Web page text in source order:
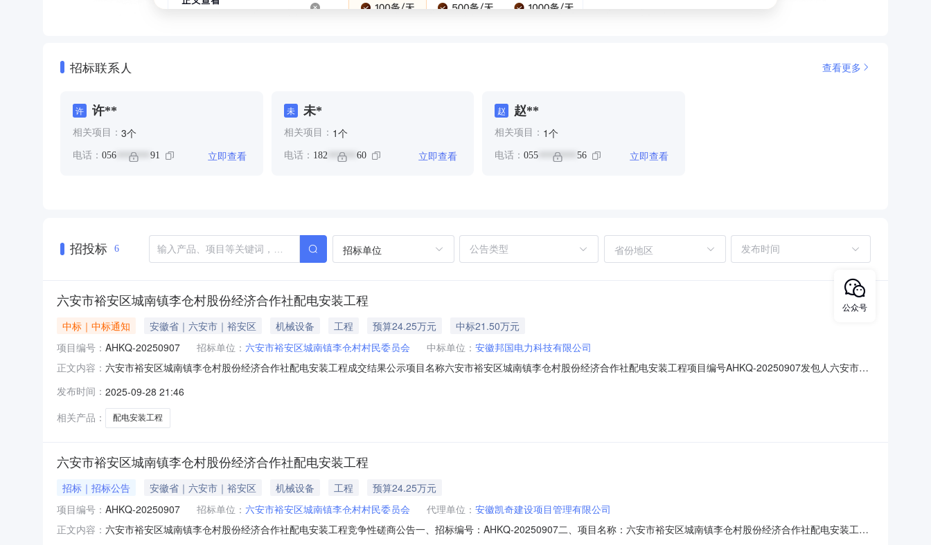
招标联系人 查看更多
许 许**
相关项目： 3个
电话： 056 ******* 91 立即查看
未 未*
相关项目： 1个
电话： 182****** 60 立即查看
赵 赵**
相关项目： 1个
电话： 055 ******** 56 立即查看
招投标 6 招标单位 省份地区
六安市裕安区城南镇李仓村股份经济合作社配电安装工程
中标｜中标通知 安徽省｜六安市｜裕安区 机械设备 工程 预算24.25万元
中标21.50万元
项目编号： AHKQ-20250907 招标单位： 六安市裕安区城南镇李仓村村民委员会 中标单位： 安徽邦国电力科技有限公司
正文内容： 六安市裕安区城南镇李仓村股份经济合作社配电安装工程成交结果公示项目名称六安市裕安区城南镇李仓村股份经济合作社配电安装工程项目编号AHKQ-20250907发包人六安市裕
2025年9月28日1*时30分最高限价2*253*.*8元建设工期30日历天资质要求具有电力工程施工总承包三级（
发布时间： 2025-09-28 21:46
相关产品：
配电安装工程
六安市裕安区城南镇李仓村股份经济合作社配电安装工程
招标｜招标公告 安徽省｜六安市｜裕安区 机械设备 工程
预算24.25万元
项目编号： AHKQ-20250907 招标单位： 六安市裕安区城南镇李仓村村民委员会 代理单位： 安徽凯奇建设项目管理有限公司
正文内容： 六安市裕安区城南镇李仓村股份经济合作社配电安装工程竞争性磋商公告一、招标编号：AHKQ-20250907二、项目名称：六安市裕安区城南镇李仓村股份经济合作社配电安装工程
公众号